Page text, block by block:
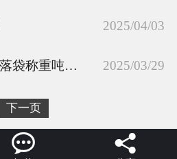
2025/04/03
钛白粉粉末自动夹袋落袋称重吨包机定制 2025/03/29
下一页
 